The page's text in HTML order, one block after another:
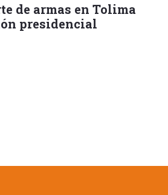
de armas en Tolima
presidencial